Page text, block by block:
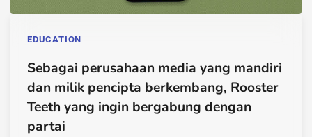
EDUCATION
Sebagai perusahaan media yang mandiri
dan milik pencipta berkembang, Rooster
Teeth yang ingin bergabung dengan
partai